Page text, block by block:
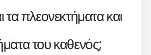
τα πλεονεκτήματα και
του καθενός;